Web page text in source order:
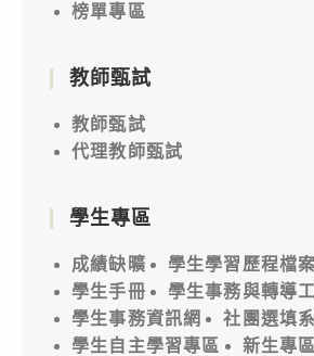
榜單專區
教師甄試
教師甄試
代理教師甄試
學生專區
成績缺曠
學生學習歷程檔
學生手冊
學生事務與轉導
學生事務資訊網
社團選填
學生自主學習專區
新生專區